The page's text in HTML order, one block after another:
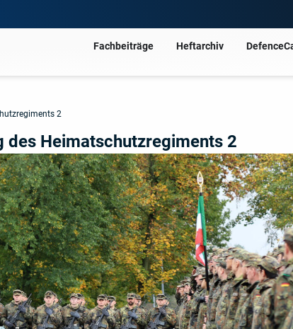
Fachbeiträge Heftarchiv
2
des Heimatschutzregiments 2